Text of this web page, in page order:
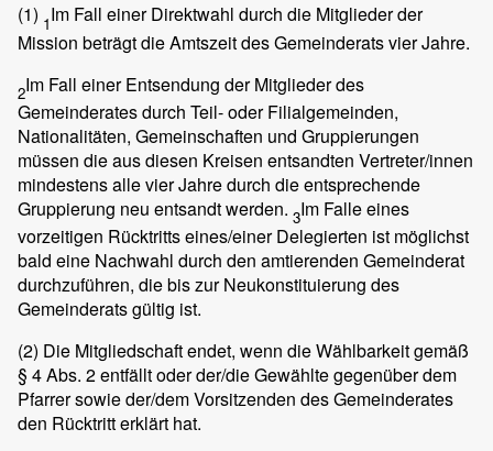
(1) 1Im Fall einer Direktwahl durch die Mitglieder der
Mission beträgt die Amtszeit des Gemeinderats vier Jahre.
2Im Fall einer Entsendung der Mitglieder des
Gemeinderates durch Teil- oder Filialgemeinden,
Nationalitäten, Gemeinschaften und Gruppierungen
müssen die aus diesen Kreisen entsandten Vertreter/innen
mindestens alle vier Jahre durch die entsprechende
Gruppierung neu entsandt werden. 3Im Falle eines
vorzeitigen Rücktritts eines/einer Delegierten ist möglichst
bald eine Nachwahl durch den amtierenden Gemeinderat
durchzuführen, die bis zur Neukonstituierung des
Gemeinderats gültig ist.
(2) Die Mitgliedschaft endet, wenn die Wählbarkeit gemäß
§ 4 Abs. 2 entfällt oder der/die Gewählte gegenüber dem
Pfarrer sowie der/dem Vorsitzenden des Gemeinderates
den Rücktritt erklärt hat.